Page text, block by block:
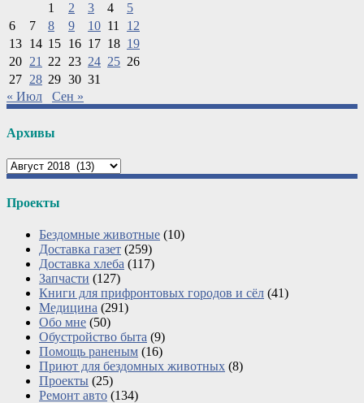
1
2 3 4
5
6
7 8 9 10 11
12
13 14 15 16 17 18 19
20 21 22 23 24 25 26
27 28 29 30 31
« Июл
Сен »
Архивы
Архивы
Проекты
Бездомные животные (10)
Доставка газет (259)
Доставка хлеба (117)
Запчасти (127)
Книги для прифронтовых городов и сёл (41)
Медицина (291)
Обо мне (50)
Обустройство быта (9)
Помощь раненым (16)
Приют для бездомных животных (8)
Проекты (25)
Ремонт авто (134)